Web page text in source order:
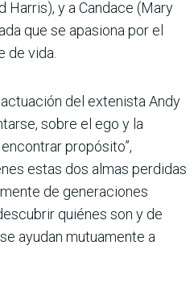
Harris), y a Candace (Mary
que se apasiona por el
de vida.
del extenista Andy
sobre el ego y la
propósito”,
estas dos almas perdidas
de generaciones
quiénes son y de
ayudan mutuamente a